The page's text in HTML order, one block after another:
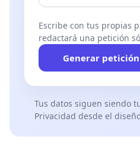
Escribe con tus propias
redactará una petición
Generar petición
Tus datos siguen siendo
Privacidad desde el